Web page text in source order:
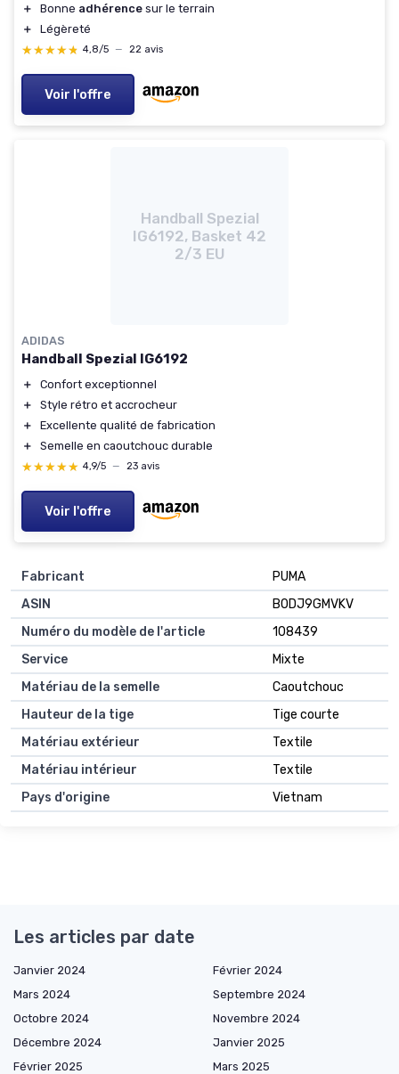
＋ Bonne adhérence sur le terrain
＋
Légèreté
★★★★★
★★★★★ 4,8/5 — 22 avis
Voir l'offre
Handball Spezial
IG6192, Basket 42
2/3 EU
ADIDAS
Handball Spezial IG6192
＋
Confort exceptionnel
＋
Style rétro et accrocheur
＋
Excellente qualité de fabrication
＋
Semelle en caoutchouc durable
★★★★★
★★★★★ 4,9/5 — 23 avis
Voir l'offre
Fabricant
PUMA
ASIN
B0DJ9GMVKV
Numéro du modèle de l'article
108439
Service
Mixte
Matériau de la semelle
Caoutchouc
Hauteur de la tige
Tige courte
Matériau extérieur
Textile
Matériau intérieur
Textile
Pays d'origine
Vietnam
Les articles par date
Janvier 2024
Février 2024
Mars 2024
Septembre 2024
Octobre 2024
Novembre 2024
Décembre 2024
Janvier 2025
Février 2025
Mars 2025